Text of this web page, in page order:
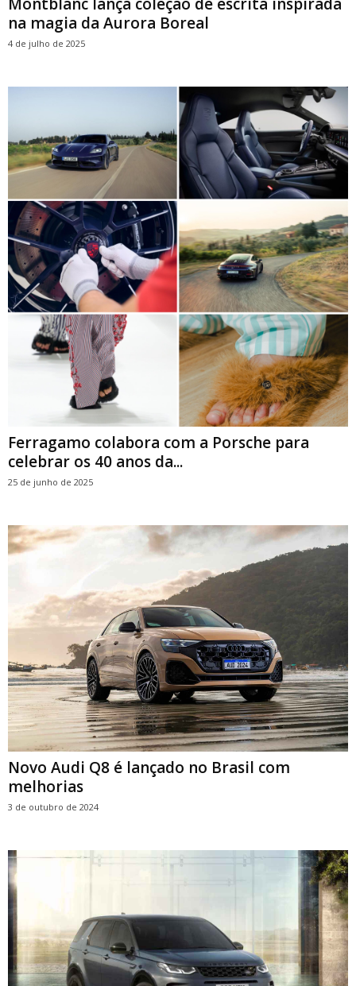
na magia da Aurora Boreal
4 de julho de 2025
Ferragamo colabora com a Porsche para
celebrar os 40 anos da...
25 de junho de 2025
Novo Audi Q8 é lançado no Brasil com
melhorias
3 de outubro de 2024